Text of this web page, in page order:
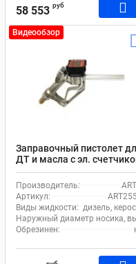
58 553 руб
Видеообзор
Заправочный пистолет
ДТ и масла с эл.
Производитель:
Артикул:
Виды жидкости: дизель,
Наружный диаметр носика,
Обрезинен: